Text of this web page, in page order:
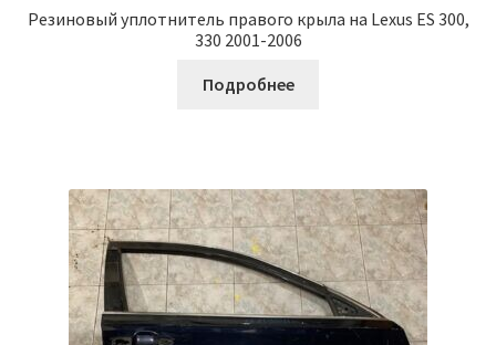
Резиновый уплотнитель правого крыла на Lexus ES 300,
330 2001-2006
Подробнее